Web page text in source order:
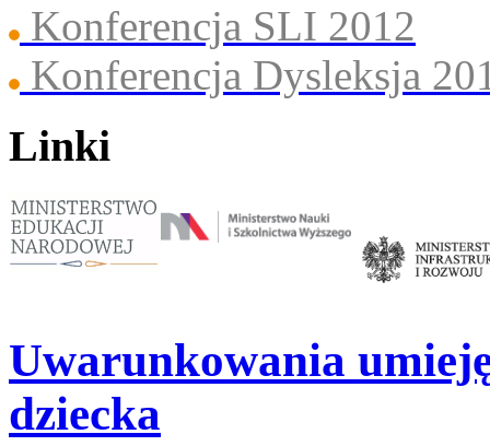
Konferencja SLI 2012
Konferencja Dysleksja
Linki
Uwarunkowania
dziecka